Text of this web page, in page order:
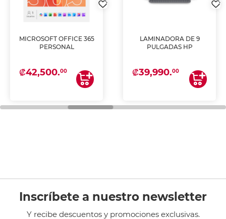
MICROSOFT OFFICE 365
PERSONAL
₡42,500.00
LAMINADORA DE 9
PULGADAS HP
₡39,990.00
Inscríbete a nuestro newsletter
Y recibe descuentos y promociones exclusivas.